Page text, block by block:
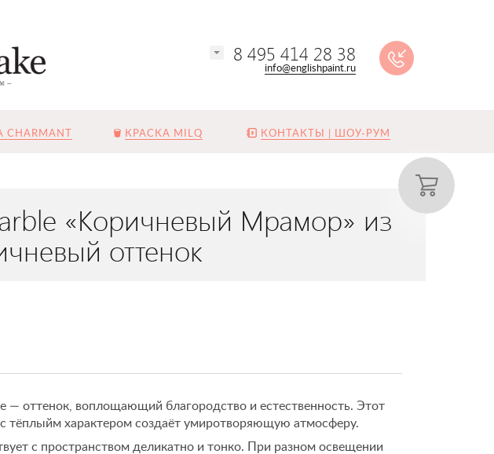
8 495 414 28 38
info@englishpaint.ru
КРАСКА MILQ КОНТАКТЫ | ШОУ-РУМ
«Коричневый Мрамор» из
оттенок
— оттенок, воплощающий благородство и естественность. Этот
тёплыйм характером создаёт умиротворяющую атмосферу.
с пространством деликатно и тонко. При разном освещении